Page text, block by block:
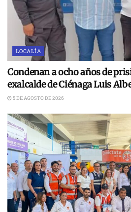
LOCALÍA
Condenan a ocho años de
exalcalde de Ciénaga Luis
5 DE AGOSTO DE 2026